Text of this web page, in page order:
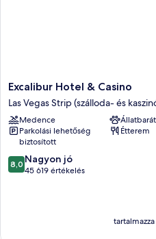
Excalibur
Hotel
&
Casino
Las
Vegas
Strip
(szálloda-
Excalibur Hotel & Casino
Las Vegas Strip (szálloda- és
Medence
Állatbarát
Parkolási lehetőség
biztosított
Étterem
8.0
ennyiből:
8,0 Nagyon jó
45 619 értékelés